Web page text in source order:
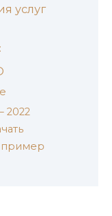
услуг
2022
пример